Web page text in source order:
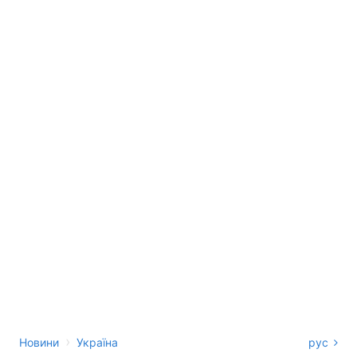
Новини › Україна рус